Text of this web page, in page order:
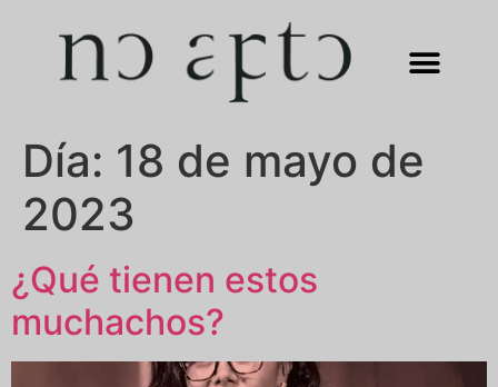
Día: 18 de mayo de
2023
¿Qué tienen estos
muchachos?